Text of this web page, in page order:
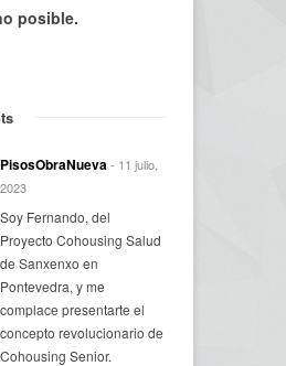
posible.
PisosObraNueva- 11 julio,
2023
Soy Fernando, del
Proyecto Cohousing Salud
de Sanxenxo en
Pontevedra, y me
complace presentarte el
concepto revolucionario de
Cohousing Senior.